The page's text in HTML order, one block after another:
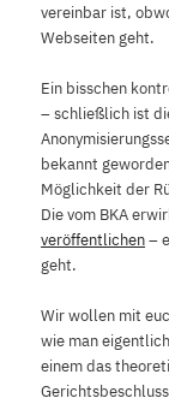
vereinbar ist,
Webseiten geht.
Ein bisschen
– schließlich ist
bekannt
Möglichkeit der
Die vom BKA
veröffentlichen–
geht.
Wir wollen mit
wie man
einem das